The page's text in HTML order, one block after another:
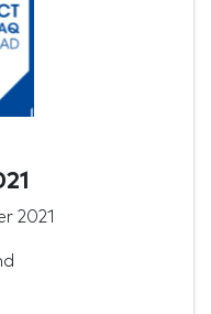
2021